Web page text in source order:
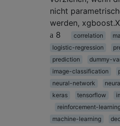
nicht
werden,
8
correlation
logistic-regression
prediction
dummy-
image-classification
neural-network
keras
tensorflow
reinforcement-
machine-learning